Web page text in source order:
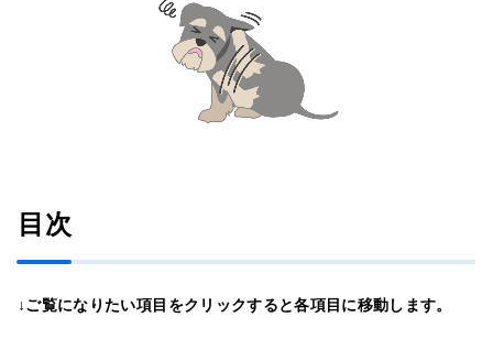
目次
↓ご覧になりたい項目をクリックすると各項目に移動します。